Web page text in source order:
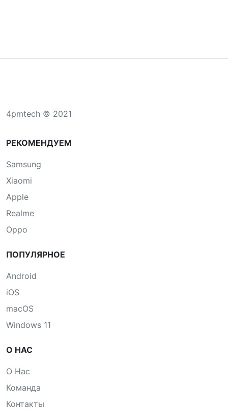
4pmtech © 2021
РЕКОМЕНДУЕМ
Samsung
Xiaomi
Apple
Realme
Oppo
ПОПУЛЯРНОЕ
Android
iOS
macOS
Windows 11
О НАС
О Нас
Команда
Контакты